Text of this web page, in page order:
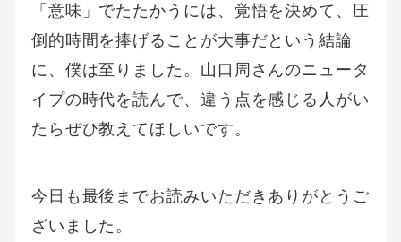
「意味」でたたかうには、覚悟を決めて、圧
倒的時間を捧げることが大事だという結論
に、僕は至りました。山口周さんのニュータ
イプの時代を読んで、違う点を感じる人がい
たらぜひ教えてほしいです。
今日も最後までお読みいただきありがとうご
ざいました。